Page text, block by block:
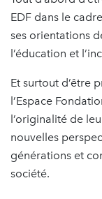
EDF dans le
ses orientations
l’éducation et
Et surtout d’être
l’Espace
l’originalité de
nouvelles
générations et
société.